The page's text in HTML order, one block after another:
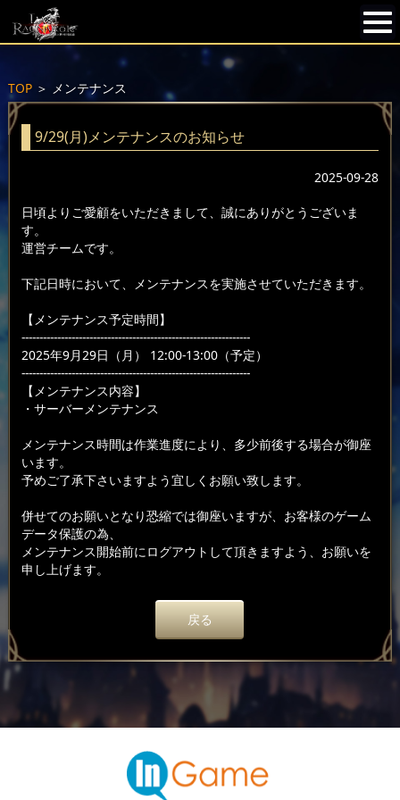
TOP＞ メンテナンス
9/29(月)メンテナンスのお知らせ
2025-09-28
日頃よりご愛顧をいただきまして、誠にありがとうございま
す。
運営チームです。
下記日時において、メンテナンスを実施させていただきます。
【メンテナンス予定時間】
----------------------------------------------------------------
2025年9月29日（月） 12:00-13:00（予定）
----------------------------------------------------------------
【メンテナンス内容】
・サーバーメンテナンス
メンテナンス時間は作業進度により、多少前後する場合が御座
います。
予めご了承下さいますよう宜しくお願い致します。
併せてのお願いとなり恐縮では御座いますが、お客様のゲーム
データ保護の為、
メンテナンス開始前にログアウトして頂きますよう、お願いを
申し上げます。
戻る